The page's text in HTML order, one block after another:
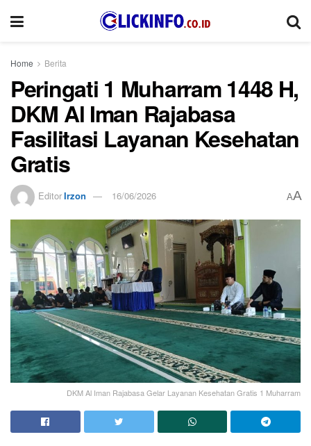
Home Berita
Peringati 1 Muharram 1448 H,
DKM Al Iman Rajabasa
Fasilitasi Layanan Kesehatan
Gratis
EditorIrzon 16/06/2026 AA
DKM Al Iman Rajabasa Gelar Layanan Kesehatan Gratis 1 Muharram